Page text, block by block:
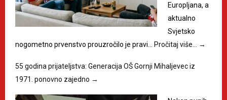
Europljana, a
aktualno
Svjetsko
nogometno prvenstvo prouzročilo je pravi… Pročitaj više… →
55 godina prijateljstva: Generacija OŠ Gornji Mihaljevec iz
1971. ponovno zajedno →